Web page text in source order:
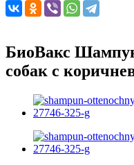
БиоВакс
собак с